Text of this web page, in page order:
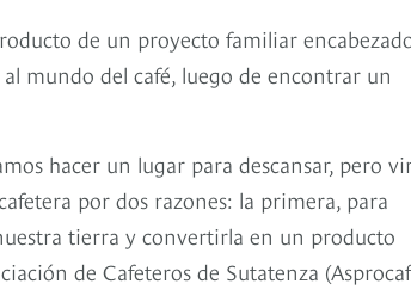
de un proyecto familiar
mundo del café, luego de encontrar un
hacer un lugar para descansar, pero
por dos razones: la primera, para
tierra y convertirla en un producto
de Cafeteros de Sutatenza